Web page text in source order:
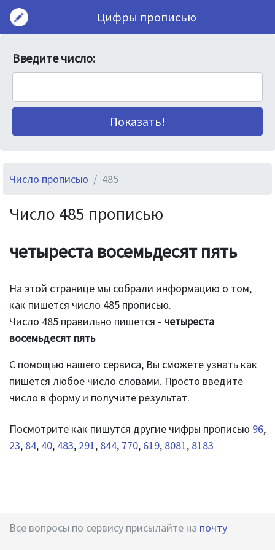
Цифры прописью
Введите число:
Число прописью 485
Число 485 прописью
четыреста восемьдесят пять
На этой странице мы собрали информацию о том,
как пишется число 485 прописью.
Число 485 правильно пишется - четыреста
восемьдесят пять
С помощью нашего сервиса, Вы сможете узнать как
пишется любое число словами. Просто введите
число в форму и получите результат.
Посмотрите как пишутся другие чифры прописью 96,
23, 84, 40, 483, 291, 844, 770, 619, 8081, 8183
Все вопросы по сервису присылайте на почту